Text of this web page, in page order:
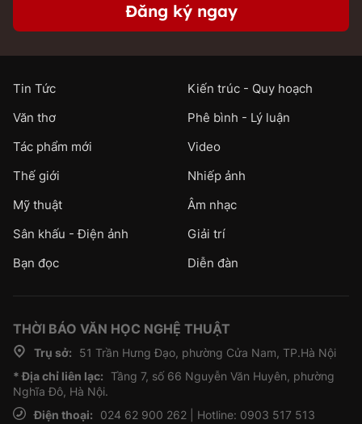
Đăng ký ngay
Tin Tức
Kiến trúc - Quy hoạch
Văn thơ
Phê bình - Lý luận
Tác phẩm mới
Video
Thế giới
Nhiếp ảnh
Mỹ thuật
Âm nhạc
Sân khấu - Điện ảnh
Giải trí
Bạn đọc
Diễn đàn
THỜI BÁO VĂN HỌC NGHỆ THUẬT
Trụ sở:
51 Trần Hưng Đạo, phường Cửa Nam, TP.Hà Nội
* Địa chỉ liên lạc: Tầng 7, số 66 Nguyễn Văn Huyên, phường
Nghĩa Đô, Hà Nội.
Điện thoại:
024 62 900 262 | Hotline: 0903 517 513